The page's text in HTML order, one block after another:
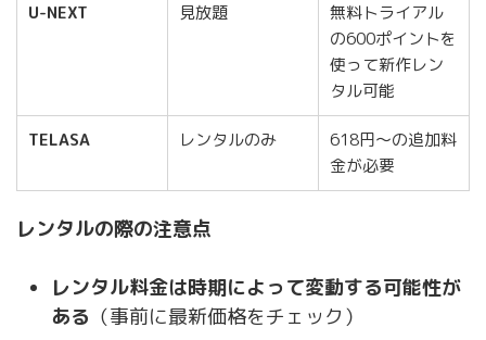
U-NEXT 見放題
無料トライアル
の600ポイントを
使って新作レン
タル可能
TELASA レンタルのみ
618円～の追加料
金が必要
レンタルの際の注意点
レンタル料金は時期によって変動する可能性が
ある （事前に最新価格をチェック）